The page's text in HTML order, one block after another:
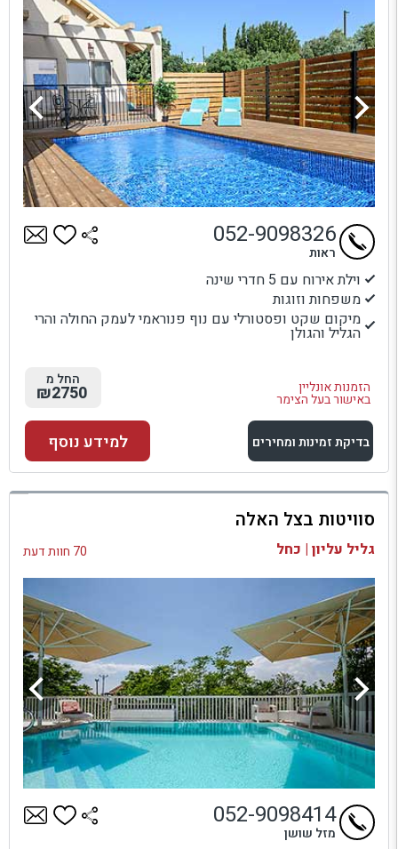
וילת אירוח עם 5 חדרי שינה
משפחות וזוגות
מיקום שקט ופסטורלי עם נוף פנוראמי לעמק החולה והרי
הגליל והגולן
הזמנות אונליין
באישור בעל הצימר
052-9098326
ראות
החל מ
₪2750
בדיקת זמינות ומחירים
למתחם זה
בדיקת זמינות ומחירים
למידע נוסף
סוויטות בצל האלה
גליל עליון | כחל 70 חוות דעת
052-9098414
מזל שושן